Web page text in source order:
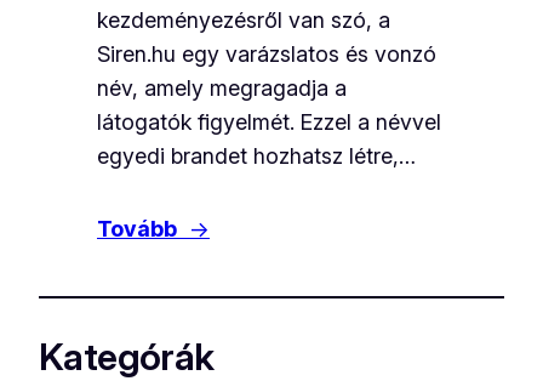
kezdeményezésről van szó, a
Siren.hu egy varázslatos és vonzó
név, amely megragadja a
látogatók figyelmét. Ezzel a névvel
egyedi brandet hozhatsz létre,…
Tovább →
Kategórák